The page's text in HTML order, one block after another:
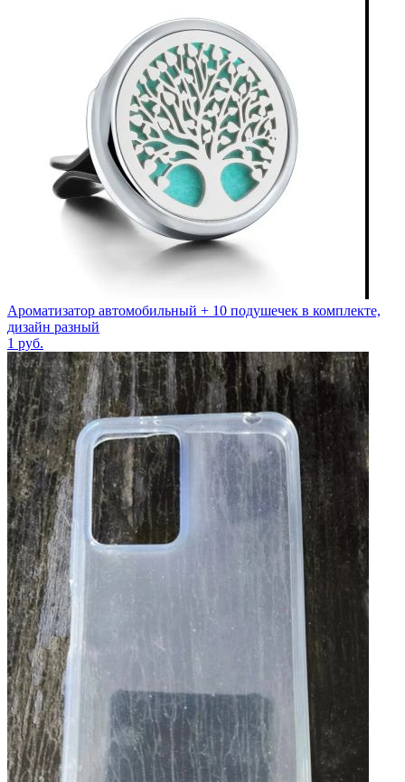
Ароматизатор автомобильный + 10 подушечек в комплекте,
дизайн разный
1 руб.